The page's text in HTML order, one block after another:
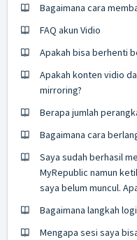
Bagaimana cara
FAQ akun Vidio
Apakah bisa berhenti
Apakah konten vidio
mirroring?
Berapa jumlah
Bagaimana cara
Saya sudah berhasil
MyRepublic namun
saya belum muncul.
Bagaimana langkah
Mengapa sesi saya